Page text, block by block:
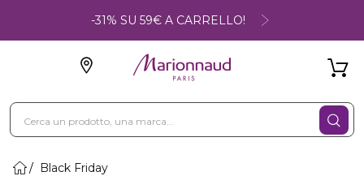
-31% SU 59€ A CARRELLO!
Black Friday